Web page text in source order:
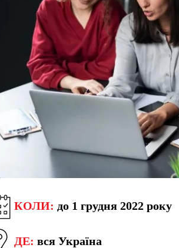
КОЛИ: до 1 грудня 2022 року
ДЕ: вся Україна